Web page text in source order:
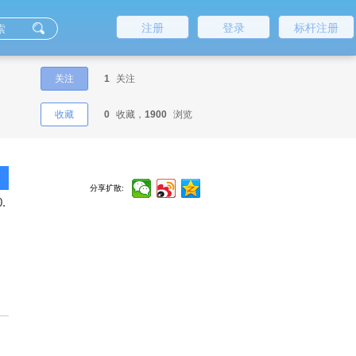
标杆注册
登录
注册
关注 1 关注
收藏 0 收藏， 1900 浏览
分享扩散: